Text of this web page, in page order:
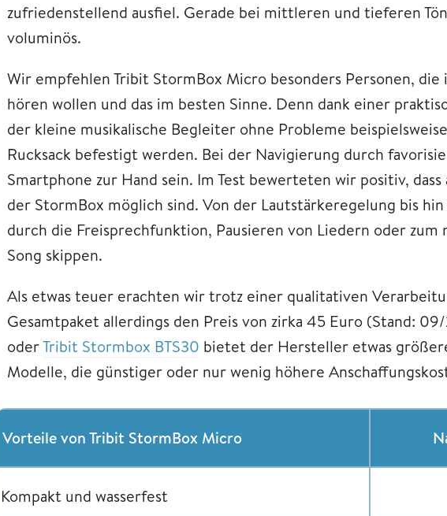
zufriedenstellend ausfiel. Gerade bei mittleren und tieferen
voluminös.
Wir empfehlen Tribit StormBox Micro besonders Personen,
hören wollen und das im besten Sinne. Denn dank einer
der kleine musikalische Begleiter ohne Probleme
Rucksack befestigt werden. Bei der Navigierung durch
Smartphone zur Hand sein. Im Test bewerteten wir positiv,
der StormBox möglich sind. Von der Lautstärkeregelung bis
durch die Freisprechfunktion, Pausieren von Liedern oder zum
Song skippen.
Als etwas teuer erachten wir trotz einer qualitativen
Gesamtpaket allerdings den Preis von zirka 45 Euro (Stand:
oderTribit Stormbox BTS30 bietet der Hersteller etwas
Modelle, die günstiger oder nur wenig höhere
Vorteile von Tribit StormBox Micro
Kompakt und wasserfest